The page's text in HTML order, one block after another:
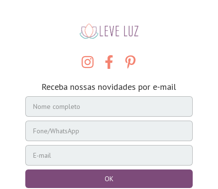
Receba nossas novidades por e-mail